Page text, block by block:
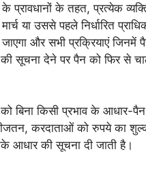
के तहत, प्रत्येक
या उससे पहले निर्धारित
और सभी प्रक्रियाएं जिनमें
की सूचना देने पर पैन को फिर से
बिना किसी प्रभाव के आधार-
करदाताओं को रुपये का
की सूचना दी जाती है।